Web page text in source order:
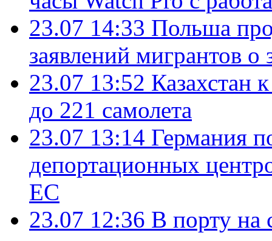
23.07 14:33 Польша
заявлений мигрантов
23.07 13:52 Казахстан
до 221 самолета
23.07 13:14 Германия
депортационных
ЕС
23.07 12:36 В порту на